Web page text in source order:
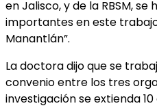
en Jalisco, y de la RBSM,
importantes en este
Manantlán”.
La doctora dijo que se
convenio entre los tres
investigación se extienda 10